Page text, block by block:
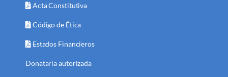
Acta Constitutiva
Código de Ética
Estados Financieros
Donataria autorizada